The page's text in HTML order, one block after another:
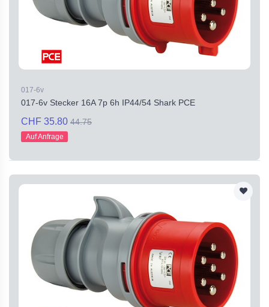
017-6v
017-6v Stecker 16A 7p 6h IP44/54 Shark PCE
CHF 35.80 44.75
Auf Anfrage